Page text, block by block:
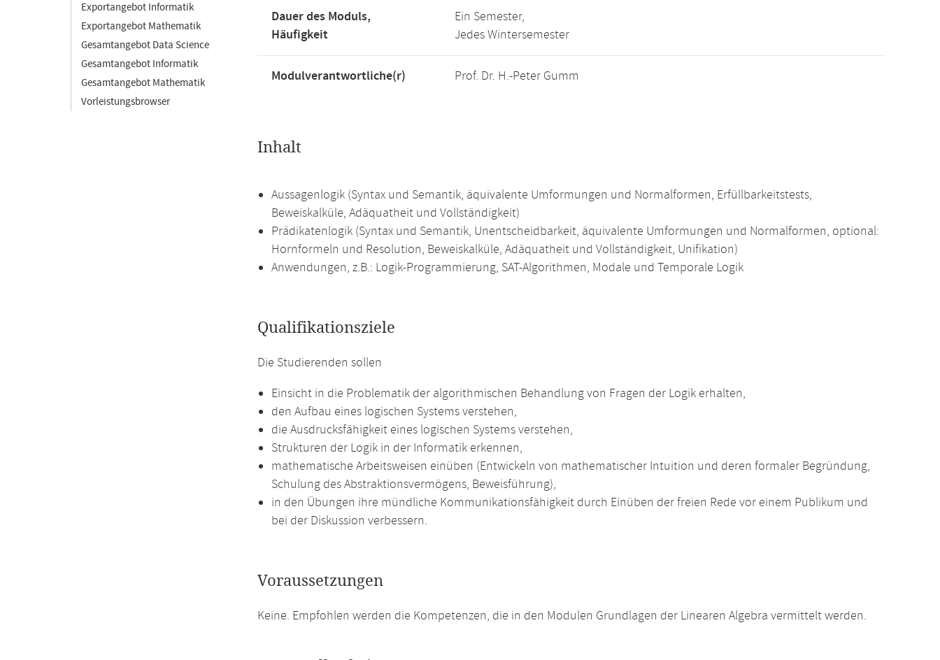
Exportangebot Informatik
Exportangebot Mathematik
Gesamtangebot Data Science
Gesamtangebot Informatik
Gesamtangebot Mathematik
Vorleistungsbrowser
Dauer des Moduls,
Häufigkeit
Ein Semester,
Jedes Wintersemester
Modulverantwortliche(r) Prof. Dr. H.-Peter Gumm
Inhalt
Aussagenlogik (Syntax und Semantik, äquivalente Umformungen und Normalformen, Erfüllbarkeitstests,
Beweiskalküle, Adäquatheit und Vollständigkeit)
Prädikatenlogik (Syntax und Semantik, Unentscheidbarkeit, äquivalente Umformungen und Normalformen, optional:
Hornformeln und Resolution, Beweiskalküle, Adäquatheit und Vollständigkeit, Unifikation)
Anwendungen, z.B.: Logik-Programmierung, SAT-Algorithmen, Modale und Temporale Logik
Qualifikationsziele
Die Studierenden sollen
Einsicht in die Problematik der algorithmischen Behandlung von Fragen der Logik erhalten,
den Aufbau eines logischen Systems verstehen,
die Ausdrucksfähigkeit eines logischen Systems verstehen,
Strukturen der Logik in der Informatik erkennen,
mathematische Arbeitsweisen einüben (Entwickeln von mathematischer Intuition und deren formaler Begründung,
Schulung des Abstraktionsvermögens, Beweisführung),
in den Übungen ihre mündliche Kommunikationsfähigkeit durch Einüben der freien Rede vor einem Publikum und
bei der Diskussion verbessern.
Voraussetzungen
Keine. Empfohlen werden die Kompetenzen, die in den Modulen Grundlagen der Linearen Algebra vermittelt werden.